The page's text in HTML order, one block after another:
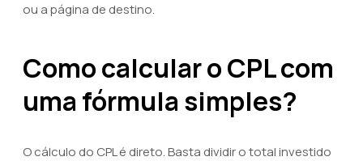
ou a página de destino.
Como calcular o CPL com
uma fórmula simples?
O cálculo do CPL é direto. Basta dividir o total investido